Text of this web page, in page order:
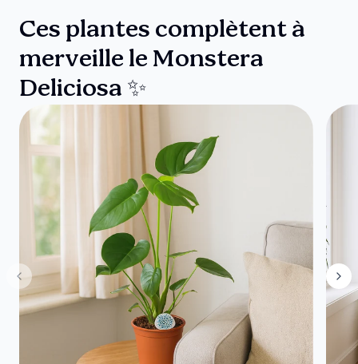
Ces plantes complètent à
merveille le Monstera
Deliciosa ✨